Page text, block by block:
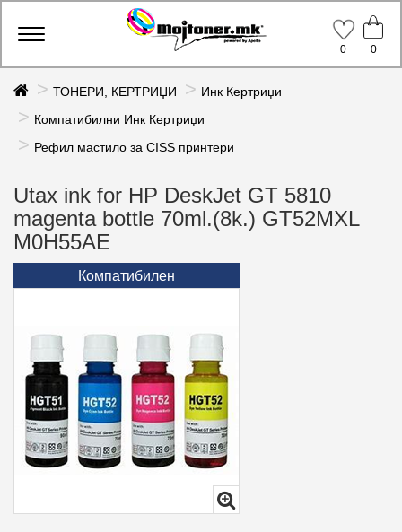
Toggle
0
0
ТОНЕРИ, КЕРТРИЏИ
Инк Кертриџи
Компатибилни Инк Кертриџи
Рефил мастило за CISS принтери
Utax ink for HP DeskJet GT 5810
magenta bottle 70ml.(8k.) GT52MXL
M0H55AE
Компатибилен